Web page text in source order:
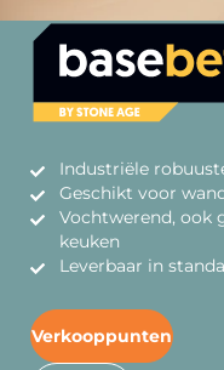
Industriële
Geschikt voor
Vochtwerend, ook
keuken
Leverbaar in
Verkooppunten